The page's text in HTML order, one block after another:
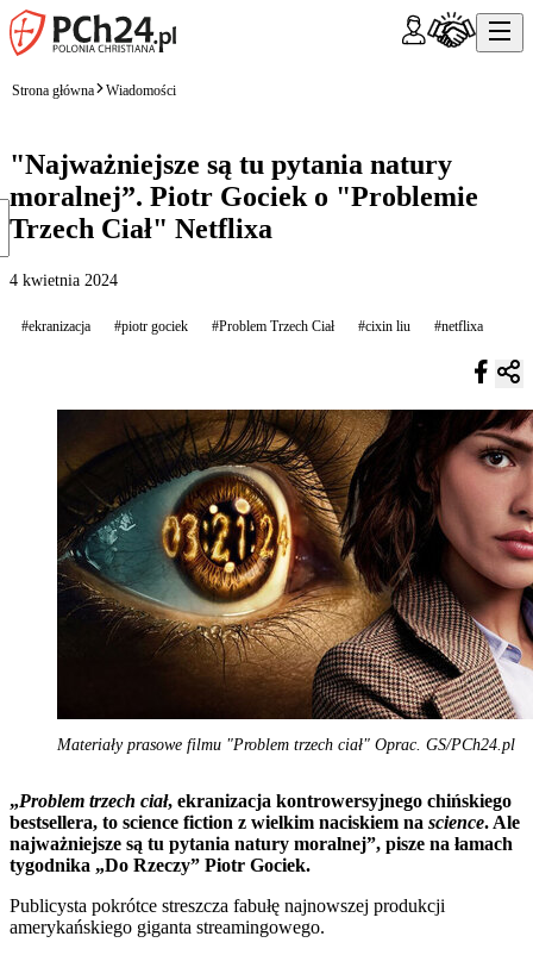
Strona główna Wiadomości
"Najważniejsze są tu pytania natury
moralnej”. Piotr Gociek o "Problemie
Trzech Ciał" Netflixa
4 kwietnia 2024
#ekranizacja #piotr gociek #Problem Trzech Ciał #cixin liu #netflixa
Materiały prasowe filmu "Problem trzech ciał" Oprac. GS/PCh24.pl
„Problem trzech ciał, ekranizacja kontrowersyjnego chińskiego
bestsellera, to science fiction z wielkim naciskiem na science. Ale
najważniejsze są tu pytania natury moralnej”, pisze na łamach
tygodnika „Do Rzeczy” Piotr Gociek.
Publicysta pokrótce streszcza fabułę najnowszej produkcji
amerykańskiego giganta streamingowego.